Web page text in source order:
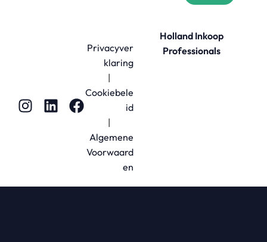
Holland Inkoop
Professionals
Privacyver
klaring
|
Cookiebele
id
|
Algemene
Voorwaard
en